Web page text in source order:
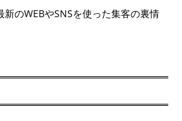
のWEBやSNSを使った集客の裏情